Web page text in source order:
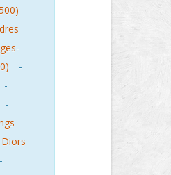
-
-
-
Diors
-